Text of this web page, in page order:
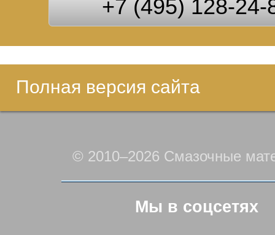
+7 (495) 128-24-
Полная версия сайта
© 2010–2026 Смазочные
Мы в соцсетях